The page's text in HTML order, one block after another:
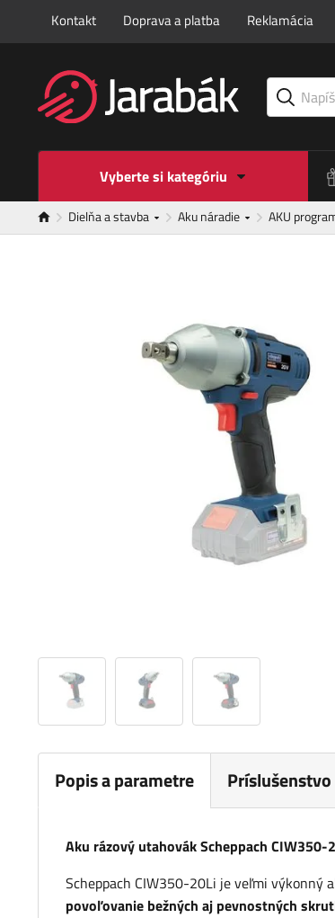
Kontakt Doprava a platba Reklamácia
Vyberte si kategóriu
Dielňa a stavba Aku náradie AKU
Popis a parametre Príslušenstvo
Aku rázový utahovák Scheppach CIW350-
Scheppach CIW350-20Li je veľmi výkonný
povoľovanie bežných aj pevnostných